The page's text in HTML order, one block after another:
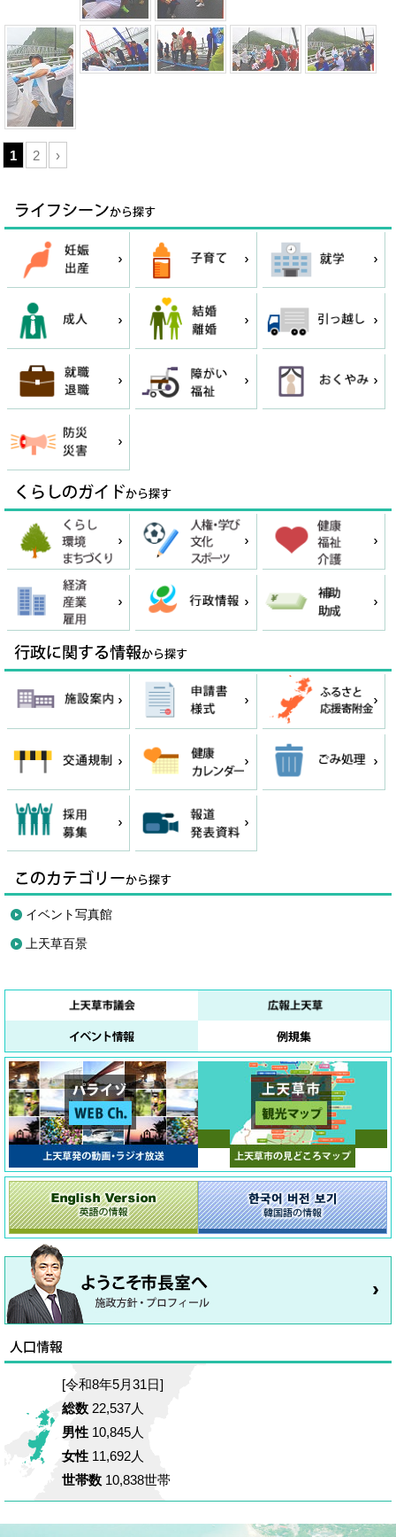
1 2 ›
イベント写真館
上天草百景
[令和8年5月31日]
総数 22,537人
男性 10,845人
女性 11,692人
世帯数 10,838世帯